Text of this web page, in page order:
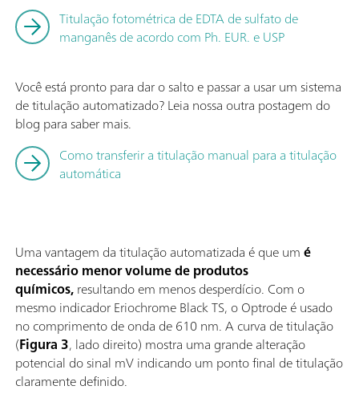
Titulação fotométrica de EDTA de sulfato de
manganês de acordo com Ph. EUR. e USP
Você está pronto para dar o salto e passar a usar um sistema
de titulação automatizado? Leia nossa outra postagem do
blog para saber mais.
Como transferir a titulação manual para a titulação
automática
Uma vantagem da titulação automatizada é que umé
necessário menor volume de produtos
químicos,resultando em menos desperdício. Com o
mesmo indicador Eriochrome Black TS, o Optrode é usado
no comprimento de onda de 610 nm. A curva de titulação
(Figura 3, lado direito) mostra uma grande alteração
potencial do sinal mV indicando um ponto final de titulação
claramente definido.